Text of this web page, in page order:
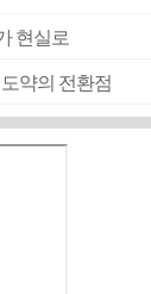
현실로
약의 전환점